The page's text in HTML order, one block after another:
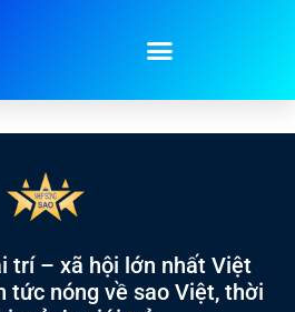
đồ của
trí – xã hội lớn nhất Việt
tức nóng về sao Việt, thời